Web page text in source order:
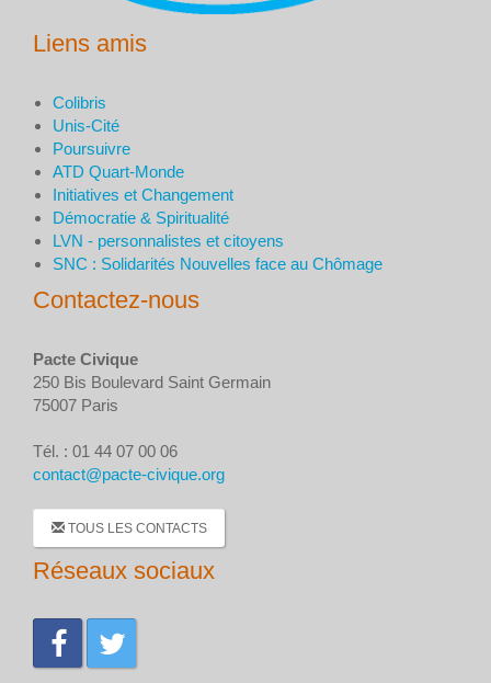
Liens amis
Colibris
Unis-Cité
Poursuivre
ATD Quart-Monde
Initiatives et Changement
Démocratie & Spiritualité
LVN - personnalistes et citoyens
SNC : Solidarités Nouvelles face au Chômage
Contactez-nous
Pacte Civique
250 Bis Boulevard Saint Germain
75007 Paris
Tél. : 01 44 07 00 06
contact@pacte-civique.org
TOUS LES CONTACTS
Réseaux sociaux